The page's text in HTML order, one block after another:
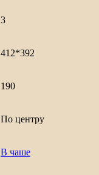
3
412*392
190
По центру
В чаше